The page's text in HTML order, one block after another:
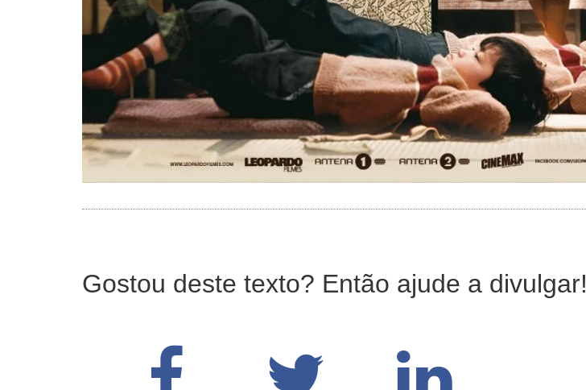
Gostou deste texto? Então ajude a divulgar!